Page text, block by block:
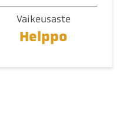
Vaikeusaste
Helppo